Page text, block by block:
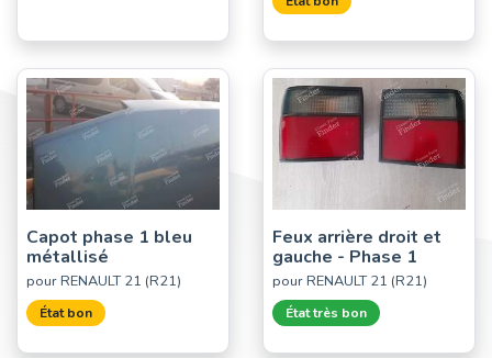
Capot phase 1 bleu
métallisé
pour RENAULT 21 (R21)
État bon
Feux arrière droit et
gauche - Phase 1
pour RENAULT 21 (R21)
État très bon